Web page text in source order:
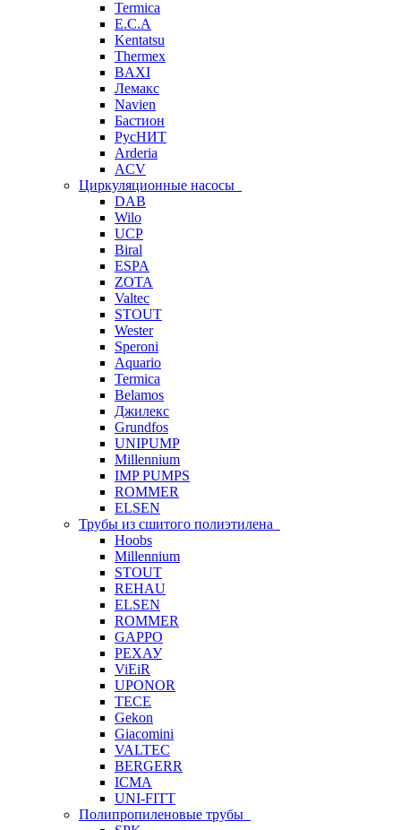
Termica
E.C.A
Kentatsu
Thermex
BAXI
Лемакс
Navien
Бастион
РусНИТ
Arderia
ACV
Циркуляционные насосы
DAB
Wilo
UCP
Biral
ESPA
ZOTA
Valtec
STOUT
Wester
Speroni
Aquario
Termica
Belamos
Джилекс
Grundfos
UNIPUMP
Millennium
IMP PUMPS
ROMMER
ELSEN
Трубы из сшитого полиэтилена
Hoobs
Millennium
STOUT
REHAU
ELSEN
ROMMER
GAPPO
РЕХАУ
ViEiR
UPONOR
TECE
Gekon
Giacomini
VALTEC
BERGERR
ICMA
UNI-FITT
Полипропиленовые трубы